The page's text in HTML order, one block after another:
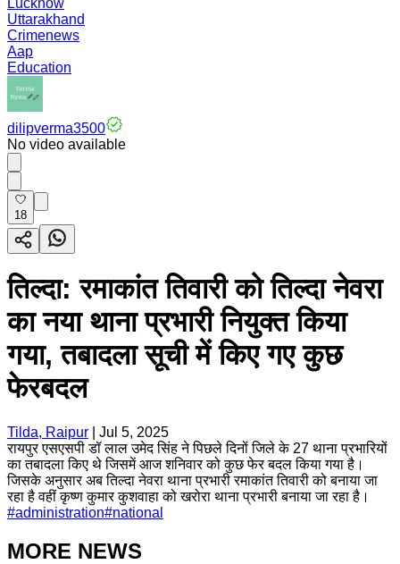
Lucknow
Uttarakhand
Crimenews
Aap
Education
dilipverma3500
No video available
18
तिल्दा: रमाकांत तिवारी को तिल्दा नेवरा
का नया थाना प्रभारी नियुक्त किया
गया, तबादला सूची में किए गए कुछ
फेरबदल
Tilda, Raipur
Jul 5, 2025
रायपुर एसएसपी डॉ लाल उमेद सिंह ने पिछले दिनों जिले के 27 थाना प्रभारियों
का तबादला किए थे जिसमें आज शनिवार को कुछ फेर बदल किया गया है।
जिसके अनुसार अब तिल्दा नेवरा थाना प्रभारी रमाकांत तिवारी को बनाया जा
रहा है वहीं कृष्ण कुमार कुशवाहा को खरोरा थाना प्रभारी बनाया जा रहा है।
#administration#national
MORE NEWS